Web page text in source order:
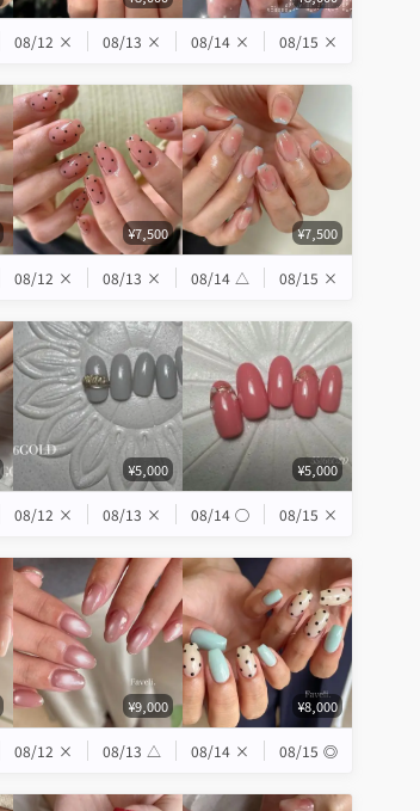
08/12 × 08/13 × 08/14 × 08/15 ×
¥7,500 ¥7,500
08/12 × 08/13 × 08/14 △ 08/15 ×
¥5,000 ¥5,000
08/12 × 08/13 × 08/14 ◯ 08/15 ×
¥9,000 ¥8,000
08/12 × 08/13 △ 08/14 × 08/15 ◎